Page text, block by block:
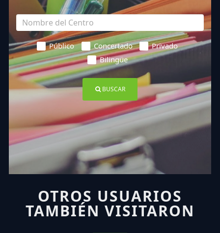
Público Concertado
Privado
Bilingüe
BUSCAR
OTROS USUARIOS
TAMBIÉN VISITARON